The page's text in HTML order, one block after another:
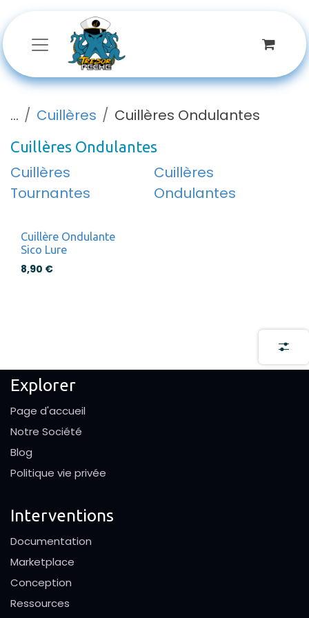
... Cuillères Cuillères Ondulantes
Cuillères Ondulantes
Cuillères
Tournantes
Cuillères
Ondulantes
Cuillère Ondulante
Sico Lure
8,90 €
Explorer
Page d'accueil
Notre Société
Blog
Politique vie privée
Interventions
Documentation
Marketplace
Conception
Ressources